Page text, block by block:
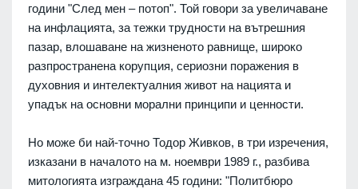
години "След мен – потоп". Той говори за увеличаване
на инфлацията, за тежки трудности на вътрешния
пазар, влошаване на жизненото равнище, широко
разпространена корупция, сериозни поражения в
духовния и интелектуалния живот на нацията и
упадък на основни морални принципи и ценности.
Но може би най-точно Тодор Живков, в три изречения,
изказани в началото на м. ноември 1989 г., разбива
митологията изграждана 45 години: "Политбюро